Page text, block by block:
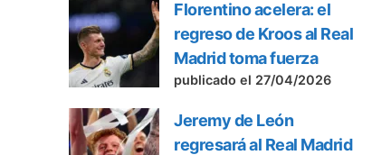
Florentino acelera: el
regreso de Kroos al Real
Madrid toma fuerza
publicado el 27/04/2026
Jeremy de León
regresará al Real Madrid